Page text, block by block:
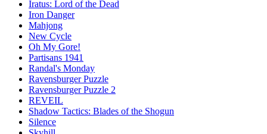
Iratus: Lord of the Dead
Iron Danger
Mahjong
New Cycle
Oh My Gore!
Partisans 1941
Randal's Monday
Ravensburger Puzzle
Ravensburger Puzzle 2
REVEIL
Shadow Tactics: Blades of the Shogun
Silence